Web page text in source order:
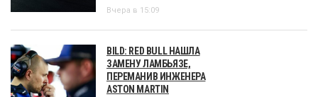
Вчера в 15:09
BILD: RED BULL НАШЛА
ЗАМЕНУ ЛАМБЬЯЗЕ,
ПЕРЕМАНИВ ИНЖЕНЕРА
ASTON MARTIN